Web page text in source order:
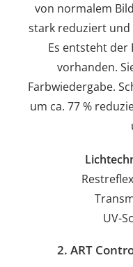
von normalem
stark reduziert
Es entsteht der
vorhanden.
Farbwiedergabe.
um ca. 77 %
UV-
2. ART